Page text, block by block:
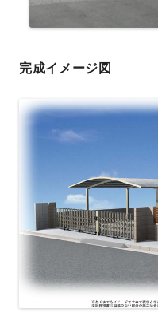
完成イメージ図